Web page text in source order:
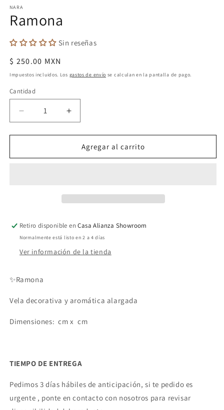
NARA
Ramona
Sin reseñas
Precio
habitual
$ 250.00 MXN
Impuestos incluidos. Los gastos de envío se calculan en la pantalla de pago.
Cantidad
Cantidad
Reducir
cantidad
para
Aumentar
cantidad
para
Ramona
Agregar al carrito
Retiro disponible enCasa Alianza Showroom
Normalmente está listo en 2 a 4 días
Ver información de la tienda
✨Ramona
Vela decorativa y aromática alargada
Dimensiones: cm x cm
TIEMPO DE ENTREGA
Pedimos 3 días hábiles de anticipación, si te pedido es
urgente , ponte en contacto con nosotros para revisar